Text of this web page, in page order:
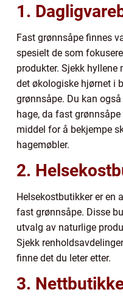
1.
Fast grønnsåpe finnes
spesielt de som
produkter. Sjekk hyllene
det økologiske hjørnet i
grønnsåpe. Du kan
hage, da fast
middel for å bekjempe
hagemøbler.
2.
Helsekostbutikker er en
fast grønnsåpe. Disse
utvalg av naturlige
Sjekk
finne det du leter etter.
3.